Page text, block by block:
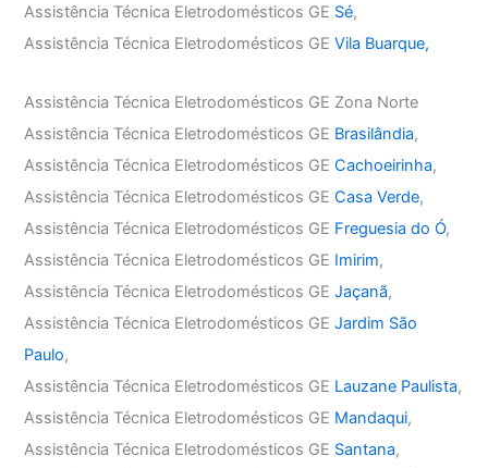
Assistência Técnica Eletrodomésticos GE Sé,
Assistência Técnica Eletrodomésticos GEVila Buarque,
Assistência Técnica Eletrodomésticos GE Zona Norte
Assistência Técnica Eletrodomésticos GE Brasilândia,
Assistência Técnica Eletrodomésticos GECachoeirinha,
Assistência Técnica Eletrodomésticos GECasa Verde,
Assistência Técnica Eletrodomésticos GE Freguesia do Ó,
Assistência Técnica Eletrodomésticos GE Imirim,
Assistência Técnica Eletrodomésticos GEJaçanã,
Assistência Técnica Eletrodomésticos GEJardim São
Paulo,
Assistência Técnica Eletrodomésticos GE Lauzane Paulista,
Assistência Técnica Eletrodomésticos GE Mandaqui,
Assistência Técnica Eletrodomésticos GE Santana,